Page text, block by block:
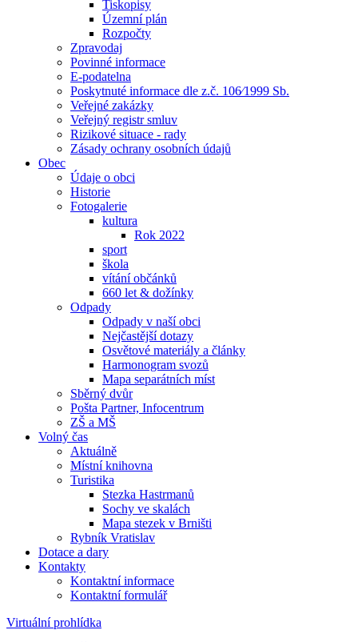
Tiskopisy
Územní plán
Rozpočty
Zpravodaj
Povinné informace
E-podatelna
Poskytnuté informace dle z.č. 106⁄1999 Sb.
Veřejné zakázky
Veřejný registr smluv
Rizikové situace - rady
Zásady ochrany osobních údajů
Obec
Údaje o obci
Historie
Fotogalerie
kultura
Rok 2022
sport
škola
vítání občánků
660 let & dožínky
Odpady
Odpady v naší obci
Nejčastější dotazy
Osvětové materiály a články
Harmonogram svozů
Mapa separátních míst
Sběrný dvůr
Pošta Partner, Infocentrum
ZŠ a MŠ
Volný čas
Aktuálně
Místní knihovna
Turistika
Stezka Hastrmanů
Sochy ve skalách
Mapa stezek v Brništi
Rybník Vratislav
Dotace a dary
Kontakty
Kontaktní informace
Kontaktní formulář
Virtuální prohlídka